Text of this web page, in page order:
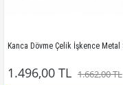
1.496,00 TL 1.662,00 TL